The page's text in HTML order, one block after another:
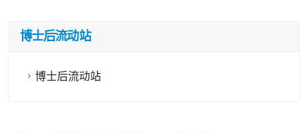
博士后流动站
博士后流动站